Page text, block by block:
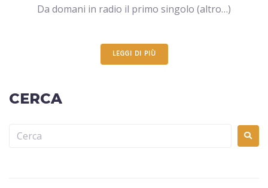
Da domani in radio il primo singolo (altro…)
LEGGI DI PIÙ
CERCA